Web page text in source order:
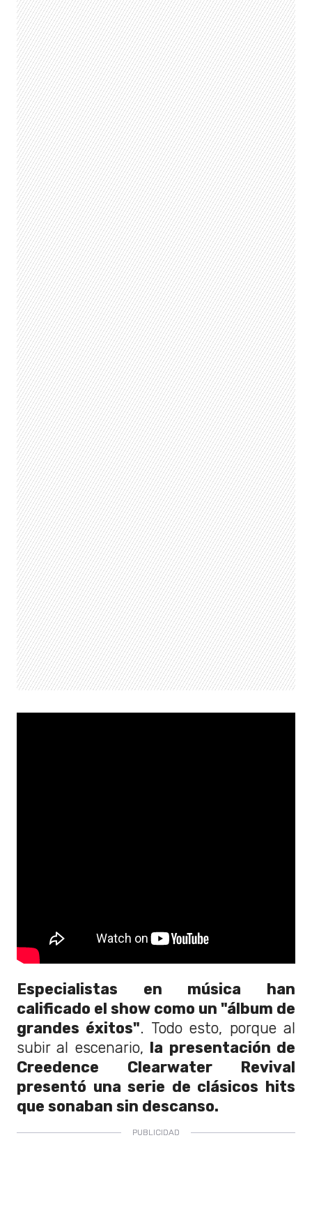
Especialistas en música han
calificado el show como un "álbum de
grandes éxitos". Todo esto, porque al
subir al escenario, la presentación de
Creedence Clearwater Revival
presentó una serie de clásicos hits
que sonaban sin descanso.